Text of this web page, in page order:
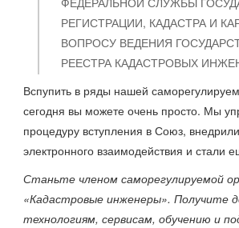
РЕГИСТРАЦИИ, КАДАСТРА И
ВОПРОСУ ВЕДЕНИЯ
РЕЕСТРА КАДАСТРОВЫХ
Вспупить в ряды нашей
сегодня вы можете очень просто. Мы
процедуру вступления в Союз,
электронного взаимодействия и стали
Станьте членом саморегулируемой
«Кадастровые инженеры». Получите
технологиям, сервисам, обучению и